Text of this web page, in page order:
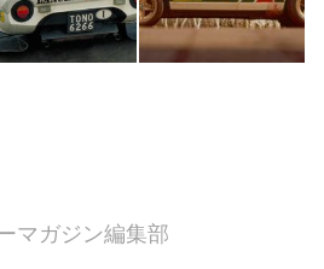
マガジン編集部